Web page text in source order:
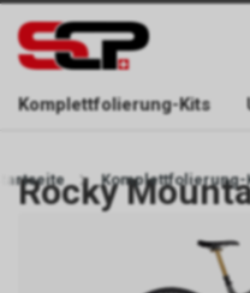
ERREICHBAR NUR WÄHREND
Komplettfolierung-Kits
Komplettfolierung-
Rocky